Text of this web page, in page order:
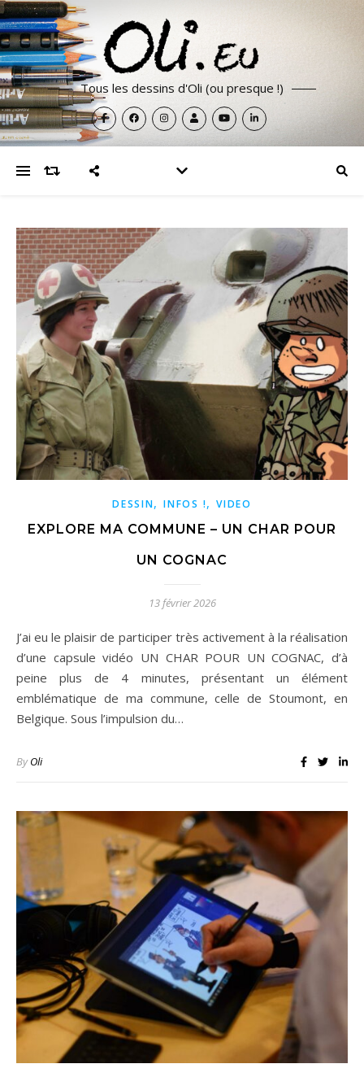
Tous les dessins d'Oli (ou presque !)
DESSIN,INFOS !,VIDEO
EXPLORE MA COMMUNE – UN CHAR POUR
UN COGNAC
13 février 2026
J’ai eu le plaisir de participer très activement à la réalisation
d’une capsule vidéo UN CHAR POUR UN COGNAC, d’à
peine plus de 4 minutes, présentant un élément
emblématique de ma commune, celle de Stoumont, en
Belgique. Sous l’impulsion du…
ByOli